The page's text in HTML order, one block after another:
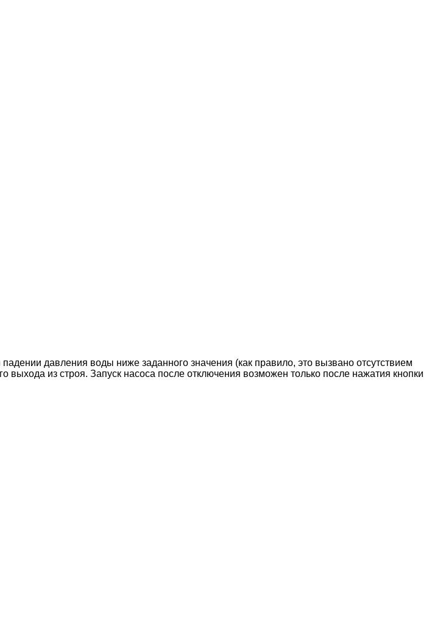
давления воды ниже заданного значения (как правило, это вызвано отсутствием
из строя. Запуск насоса после отключения возможен только после нажатия кнопки